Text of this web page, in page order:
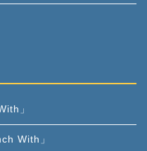
」
With」